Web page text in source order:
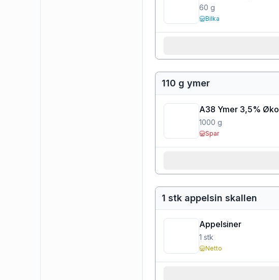
60 g
Bilka
110 g ymer
A38 Ymer 3,5% Øko
1000 g
Spar
1 stk appelsin skallen
Appelsiner
1 stk
Netto